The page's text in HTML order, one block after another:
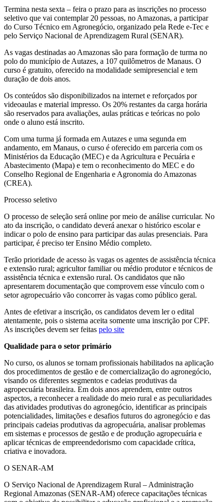
Termina nesta sexta – feira o prazo para as inscrições no processo
seletivo que vai contemplar 20 pessoas, no Amazonas, a participar
do Curso Técnico em Agronegócio, organizado pela Rede e-Tec e
pelo Serviço Nacional de Aprendizagem Rural (SENAR).
As vagas destinadas ao Amazonas são para formação de turma no
polo do município de Autazes, a 107 quilômetros de Manaus. O
curso é gratuito, oferecido na modalidade semipresencial e tem
duração de dois anos.
Os conteúdos são disponibilizados na internet e reforçados por
videoaulas e material impresso. Os 20% restantes da carga horária
são reservados para avaliações, aulas práticas e teóricas no polo
onde o aluno está inscrito.
Com uma turma já formada em Autazes e uma segunda em
andamento, em Manaus, o curso é oferecido em parceria com os
Ministérios da Educação (MEC) e da Agricultura e Pecuária e
Abastecimento (Mapa) e tem o reconhecimento do MEC e do
Conselho Regional de Engenharia e Agronomia do Amazonas
(CREA).
Processo seletivo
O processo de seleção será online por meio de análise curricular. No
ato da inscrição, o candidato deverá anexar o histórico escolar e
indicar o polo de ensino para participar das aulas presenciais. Para
participar, é preciso ter Ensino Médio completo.
Terão prioridade de acesso às vagas os agentes de assistência técnica
e extensão rural; agricultor familiar ou médio produtor e técnicos de
assistência técnica e extensão rural. Os candidatos que não
apresentarem documentação que comprovem esse vínculo com o
setor agropecuário vão concorrer às vagas como público geral.
Antes de efetivar a inscrição, os candidatos devem ler o edital
atentamente, pois o sistema aceita somente uma inscrição por CPF.
As inscrições devem ser feitas pelo site
Qualidade para o setor primário
No curso, os alunos se tornam profissionais habilitados na aplicação
dos procedimentos de gestão e de comercialização do agronegócio,
visando os diferentes segmentos e cadeias produtivas da
agropecuária brasileira. Em dois anos aprendem, entre outros
aspectos, a reconhecer a realidade do meio rural e as peculiaridades
das atividades produtivas do agronegócio, identificar as principais
potencialidades, limitações e desafios futuros do agronegócio e das
principais cadeias produtivas da agropecuária, analisar problemas
em sistemas e processos de gestão e de produção agropecuária e
aplicar técnicas de empreendedorismo com capacidade crítica,
criativa e inovadora.
O SENAR-AM
O Serviço Nacional de Aprendizagem Rural – Administração
Regional Amazonas (SENAR-AM) oferece capacitações técnicas